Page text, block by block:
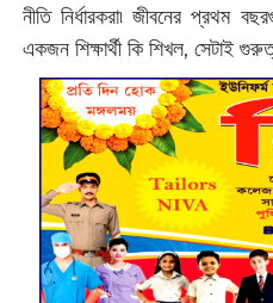
নীতি নির্ধারকরা৷ জীবনের প্রথম
একজন শিক্ষার্থী কি শিখল, সেটাই